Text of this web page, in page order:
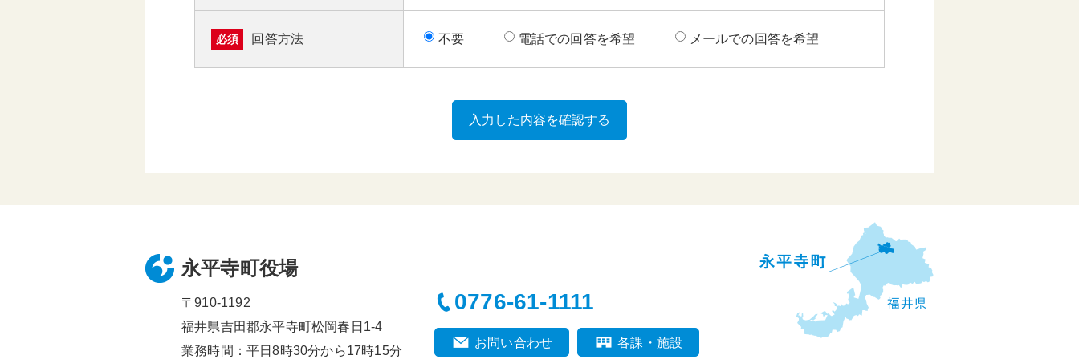
必須 回答方法 不要 電話での回答を希望 メールでの回答を希望
永平寺町役場
〒910-1192
福井県吉田郡永平寺町松岡春日1-4
業務時間：平日8時30分から17時15分
0776-61-1111
お問い合わせ 各課・施設